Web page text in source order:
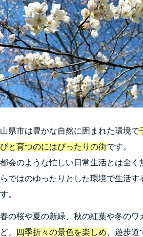
山県市は豊かな自然に囲まれた環境で
びと育つのにはぴったりの街です。
都会のような忙しい日常生活とは全く
らではのゆったりとした環境で生活す
す。
春の桜や夏の新緑、秋の紅葉や冬のワ
ど、
四季折々の景色を楽しめ 、遊歩